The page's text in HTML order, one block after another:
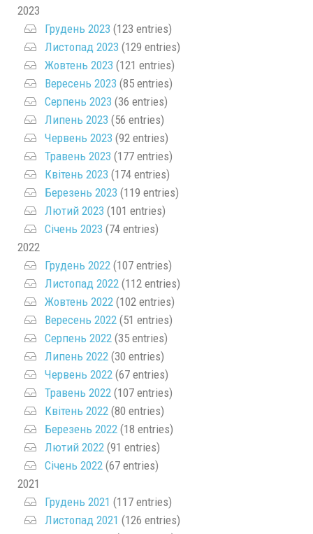
2023
Грудень 2023 (123 entries)
Листопад 2023 (129 entries)
Жовтень 2023 (121 entries)
Вересень 2023 (85 entries)
Серпень 2023 (36 entries)
Липень 2023 (56 entries)
Червень 2023 (92 entries)
Травень 2023 (177 entries)
Квітень 2023 (174 entries)
Березень 2023 (119 entries)
Лютий 2023 (101 entries)
Січень 2023 (74 entries)
2022
Грудень 2022 (107 entries)
Листопад 2022 (112 entries)
Жовтень 2022 (102 entries)
Вересень 2022 (51 entries)
Серпень 2022 (35 entries)
Липень 2022 (30 entries)
Червень 2022 (67 entries)
Травень 2022 (107 entries)
Квітень 2022 (80 entries)
Березень 2022 (18 entries)
Лютий 2022 (91 entries)
Січень 2022 (67 entries)
2021
Грудень 2021 (117 entries)
Листопад 2021 (126 entries)